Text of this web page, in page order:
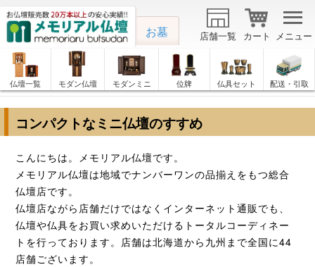
お墓 メニュー
カート
店舗一覧
仏壇一覧 モダン仏壇 モダンミニ 位牌 仏具セット 配送・引取
コンパクトなミニ仏壇のすすめ
こんにちは。メモリアル仏壇です。
メモリアル仏壇は地域でナンバーワンの品揃えをもつ総合
仏壇店です。
仏壇店ながら店舗だけではなくインターネット通販でも、
仏壇や仏具をお買い求めいただけるトータルコーディネー
トを行っております。店舗は北海道から九州まで全国に44
店舗ございます。